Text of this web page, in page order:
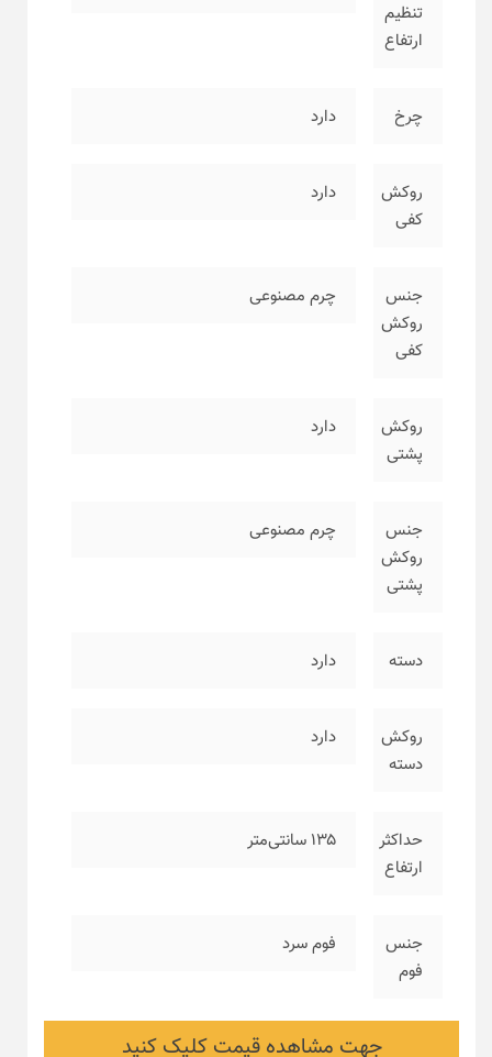
تنظیم
ارتفاع
چرخ دارد
روکش
کفی
دارد
جنس
روکش
کفی
چرم مصنوعی
روکش
پشتی
دارد
جنس
روکش
پشتی
چرم مصنوعی
دسته دارد
روکش
دسته
دارد
حداکثر
ارتفاع
۱۳۵ سانتی‌متر
جنس
فوم
فوم سرد
جهت مشاهده قیمت کلیک کنید